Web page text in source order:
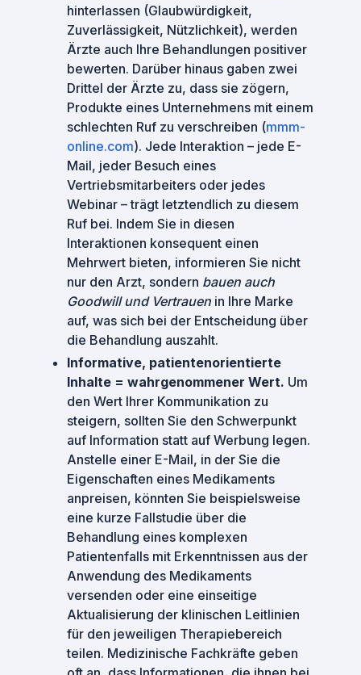
hinterlassen (Glaubwürdigkeit,
Zuverlässigkeit, Nützlichkeit), werden
Ärzte auch Ihre Behandlungen positiver
bewerten. Darüber hinaus gaben zwei
Drittel der Ärzte zu, dass sie zögern,
Produkte eines Unternehmens mit einem
schlechten Ruf zu verschreiben (mmm-
online.com). Jede Interaktion – jede E-
Mail, jeder Besuch eines
Vertriebsmitarbeiters oder jedes
Webinar – trägt letztendlich zu diesem
Ruf bei. Indem Sie in diesen
Interaktionen konsequent einen
Mehrwert bieten, informieren Sie nicht
nur den Arzt, sondern bauen auch
Goodwill und Vertrauen in Ihre Marke
auf, was sich bei der Entscheidung über
die Behandlung auszahlt.
Informative, patientenorientierte
Inhalte = wahrgenommener Wert. Um
den Wert Ihrer Kommunikation zu
steigern, sollten Sie den Schwerpunkt
auf Information statt auf Werbung legen.
Anstelle einer E-Mail, in der Sie die
Eigenschaften eines Medikaments
anpreisen, könnten Sie beispielsweise
eine kurze Fallstudie über die
Behandlung eines komplexen
Patientenfalls mit Erkenntnissen aus der
Anwendung des Medikaments
versenden oder eine einseitige
Aktualisierung der klinischen Leitlinien
für den jeweiligen Therapiebereich
teilen. Medizinische Fachkräfte geben